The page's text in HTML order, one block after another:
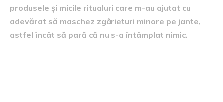
produsele și micile ritualuri care m-au ajutat cu
adevărat să maschez zgârieturi minore pe jante,
astfel încât să pară că nu s-a întâmplat nimic.